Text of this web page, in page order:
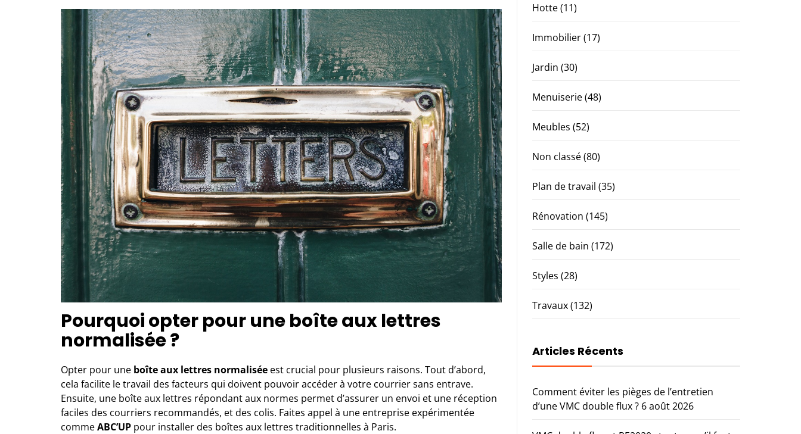
Pourquoi opter pour une boîte aux lettres
normalisée ?
Opter pour une boîte aux lettres normalisée est crucial pour plusieurs raisons. Tout d’abord,
cela facilite le travail des facteurs qui doivent pouvoir accéder à votre courrier sans entrave.
Ensuite, une boîte aux lettres répondant aux normes permet d’assurer un envoi et une réception
faciles des courriers recommandés, et des colis. Faites appel à une entreprise expérimentée
commeABC’UP pour installer des boîtes aux lettres traditionnelles à Paris.
Hotte(11)
Immobilier(17)
Jardin (30)
Menuiserie(48)
Meubles (52)
Non classé(80)
Plan de travail (35)
Rénovation (145)
Salle de bain (172)
Styles (28)
Travaux(132)
Articles Récents
Comment éviter les pièges de l’entretien
d’une VMC double flux ? 6 août 2026